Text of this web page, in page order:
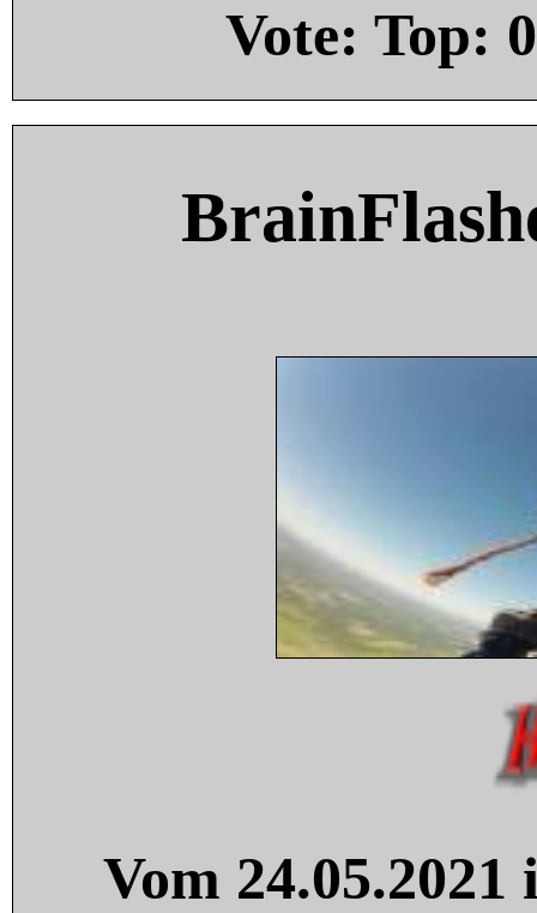
Vote: Top: 0
Vom